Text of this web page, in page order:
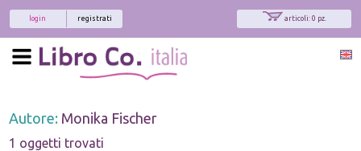
articoli: 0 pz.
registrati
login
Autore: Monika Fischer
1 oggetti trovati